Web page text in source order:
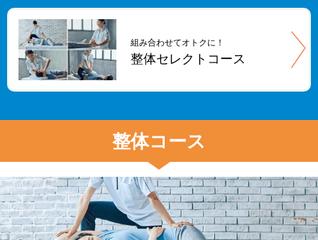
組み合わせてオトクに！
整体セレクトコース
整体コース